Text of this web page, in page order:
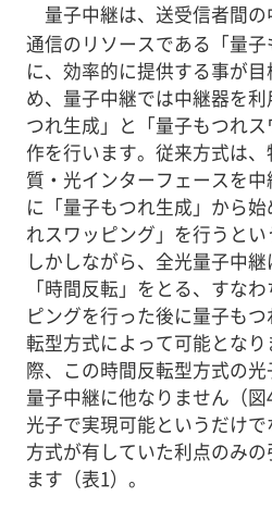
量子中継は、送受信者間
通信のリソースである「量子
に、効率的に提供する事が
め、量子中継では中継器を
つれ生成」と「量子もつれ
作を行います。従来方式は
質・光インターフェースを
に「量子もつれ生成」から
れスワッピング」を行うとい
しかしながら、全光量子中
「時間反転」をとる、すな
ピングを行った後に量子も
転型方式によって可能とな
際、この時間反転型方式の
量子中継に他なりません（
光子で実現可能というだけ
方式が有していた利点のみ
ます（表1）。